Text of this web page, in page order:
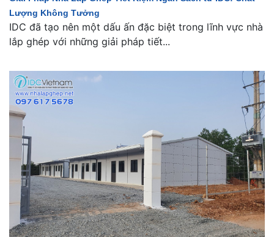
Lượng Không Tưởng
IDC đã tạo nên một dấu ấn đặc biệt trong lĩnh vực nhà
lắp ghép với những giải pháp tiết...